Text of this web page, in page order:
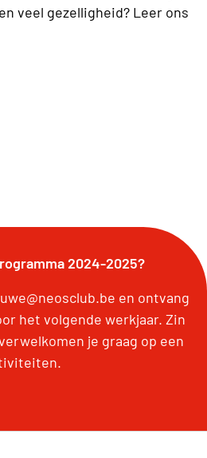
veel gezelligheid? Leer ons
2024-2025?
en ontvang
het volgende werkjaar. Zin
je graag op een